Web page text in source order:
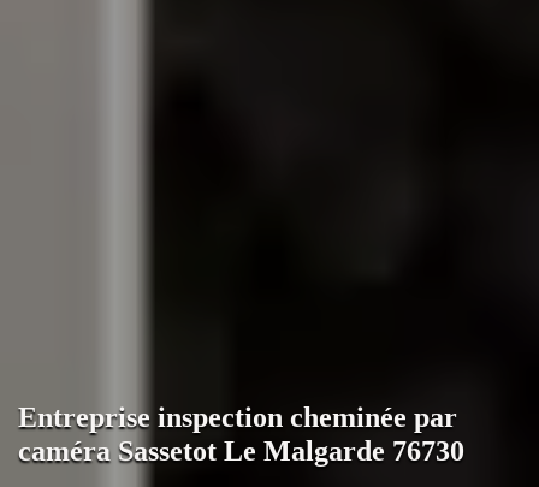
Entreprise inspection cheminée par
caméra Sassetot Le Malgarde 76730